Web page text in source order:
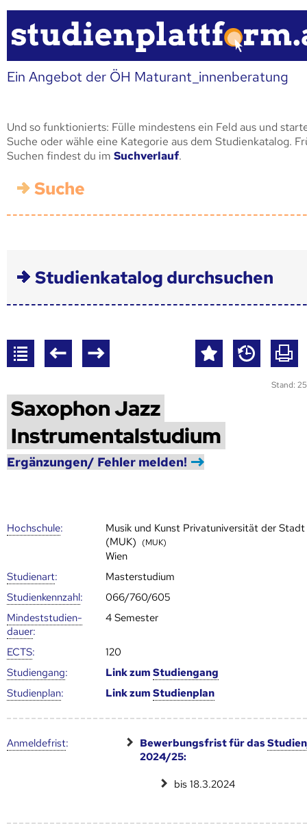
Ein Angebot der ÖH Maturant_innenberatung
Und so funktionierts: Fülle mindestens ein Feld aus und
Suche oder wähle eine Kategorie aus dem Studienkatalog.
Suchen findest du im Suchverlauf.
Suche
Studienkatalog durchsuchen
Stand:
Saxophon Jazz
Instrumentalstudium
Ergänzungen/ Fehler melden!
Hoch­schule:
Musik und Kunst Privatuniversität der Stadt
(MUK)
(MUK)
Wien
Studienart:
Masterstudium
Studien­kenn­zahl:
066/760/605
Mindest­studien­
dauer:
4 Semester
ECTS:
120
Studien­gang: Link zumStudien­gang
Studien­plan: Link zumStudien­plan
Anmelde­frist: Bewerbungsfrist für das
2024/25:
bis 18.3.2024